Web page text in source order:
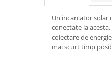
Cauta dupa marca
Un incarcator solar
conectate la
colectare de
mai scurt timp